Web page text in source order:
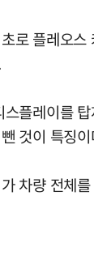
로 플레오스
플레이를
것이 특징이
차량 전체